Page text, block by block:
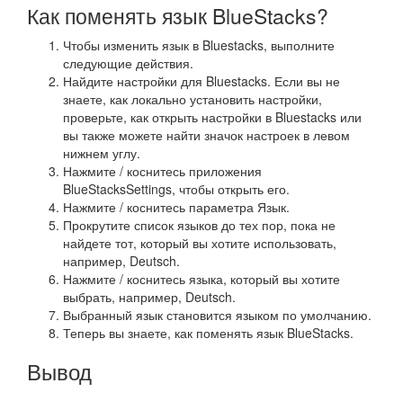
Как поменять язык BlueStacks?
Чтобы изменить язык в Bluestacks, выполните
следующие действия.
Найдите настройки для Bluestacks. Если вы не
знаете, как локально установить настройки,
проверьте, как открыть настройки в Bluestacks или
вы также можете найти значок настроек в левом
нижнем углу.
Нажмите / коснитесь приложения
BlueStacksSettings, чтобы открыть его.
Нажмите / коснитесь параметра Язык.
Прокрутите список языков до тех пор, пока не
найдете тот, который вы хотите использовать,
например, Deutsch.
Нажмите / коснитесь языка, который вы хотите
выбрать, например, Deutsch.
Выбранный язык становится языком по умолчанию.
Теперь вы знаете, как поменять язык BlueStacks.
Вывод